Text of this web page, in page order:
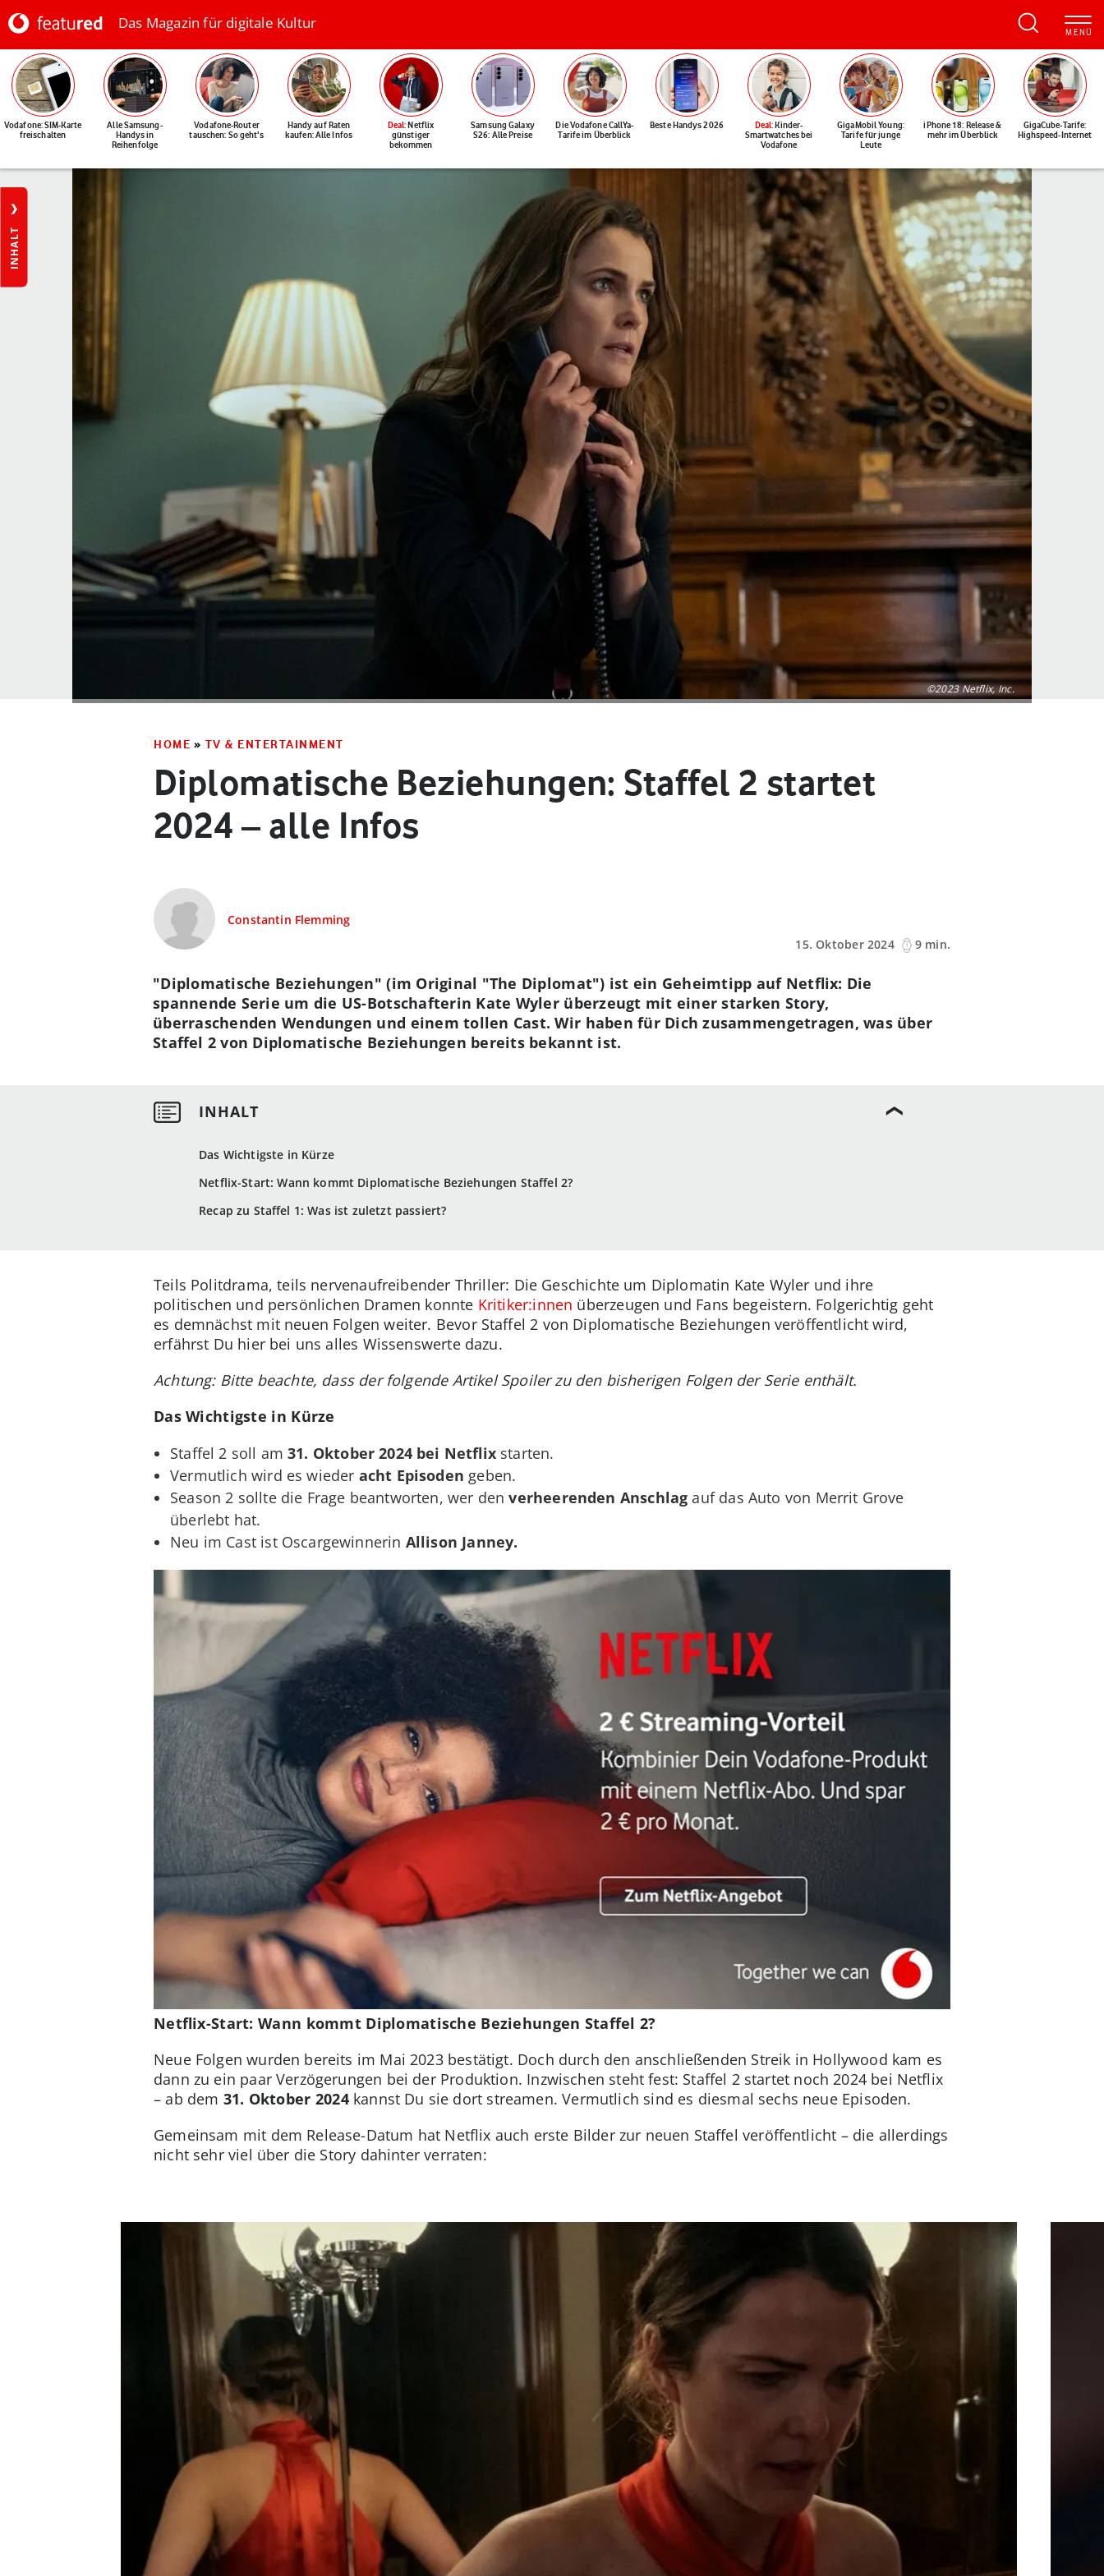
Das Magazin für digitale Kultur
Vodafone: SIM-Karte
freischalten
Alle Samsung-
Handys in
Reihenfolge
Vodafone-Router
tauschen: So geht's
Handy auf Raten
kaufen: Alle Infos
Deal: Netflix
günstiger
bekommen
Samsung Galaxy
S26: Alle Preise
Die Vodafone CallYa-
Tarife im Überblick
Beste Handys 2026 Deal: Kinder-
Smartwatches bei
Vodafone
GigaMobil Young:
Tarife für junge
Leute
iPhone 18: Release &
mehr im Überblick
GigaCube-Tarife:
Highspeed-Internet
INHALT
©2023 Netflix, Inc.
HOME » TV & ENTERTAINMENT
Diplomatische Beziehungen: Staffel 2 startet
2024 – alle Infos
Constantin Flemming
15. Oktober 2024
9 min.
Das Wichtigste in Kürze
Netflix-Start: Wann kommt Diplomatische Beziehungen Staffel 2?
Recap zu Staffel 1: Was ist zuletzt passiert?
"Diplomatische Beziehungen" (im Original "The Diplomat") ist ein Geheimtipp auf Netflix: Die
spannende Serie um die US-Botschafterin Kate Wyler überzeugt mit einer starken Story,
überraschenden Wendungen und einem tollen Cast. Wir haben für Dich zusammengetragen, was über
Staffel 2 von Diplomatische Beziehungen bereits bekannt ist.
Teils Politdrama, teils nervenaufreibender Thriller: Die Geschichte um Diplomatin Kate Wyler und ihre
politischen und persönlichen Dramen konnte Kritiker:innen überzeugen und Fans begeistern. Folgerichtig geht
es demnächst mit neuen Folgen weiter. Bevor Staffel 2 von Diplomatische Beziehungen veröffentlicht wird,
erfährst Du hier bei uns alles Wissenswerte dazu.
Achtung: Bitte beachte, dass der folgende Artikel Spoiler zu den bisherigen Folgen der Serie enthält.
Das Wichtigste in Kürze
Staffel 2 soll am31. Oktober 2024 bei Netflixstarten.
Vermutlich wird es wieder acht Episoden geben.
Season 2 sollte die Frage beantworten, wer denverheerenden Anschlag auf das Auto von Merrit Grove
überlebt hat.
Neu im Cast ist Oscargewinnerin Allison Janney.
Netflix-Start: Wann kommt Diplomatische Beziehungen Staffel 2?
Neue Folgen wurden bereits im Mai 2023 bestätigt. Doch durch den anschließenden Streik in Hollywood kam es
dann zu ein paar Verzögerungen bei der Produktion. Inzwischen steht fest: Staffel 2 startet noch 2024 bei Netflix
– ab dem 31. Oktober 2024kannst Du sie dort streamen. Vermutlich sind es diesmal sechs neue Episoden.
Gemeinsam mit dem Release-Datum hat Netflix auch erste Bilder zur neuen Staffel veröffentlicht – die allerdings
nicht sehr viel über die Story dahinter verraten: